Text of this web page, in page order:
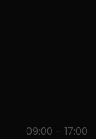
09:00 – 17:00